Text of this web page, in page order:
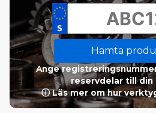
Hämta
Ange
reservdelar till din
ⓘ Läs mer om hur